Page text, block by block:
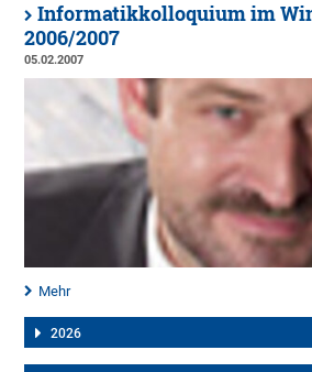
Informatikkolloquium im
2006/2007
05.02.2007
Mehr
2026